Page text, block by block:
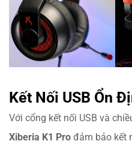
Kết Nối USB Ổn
Với cổng kết nối USB và
Xiberia K1 Pro đảm bảo kết